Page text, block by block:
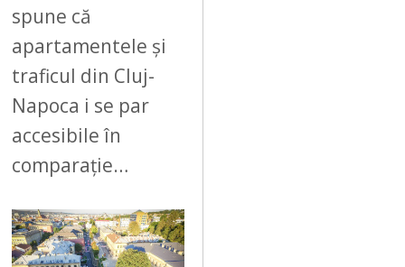
spune că
apartamentele și
traficul din Cluj-
Napoca i se par
accesibile în
comparație…